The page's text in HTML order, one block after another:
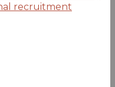
recruitment